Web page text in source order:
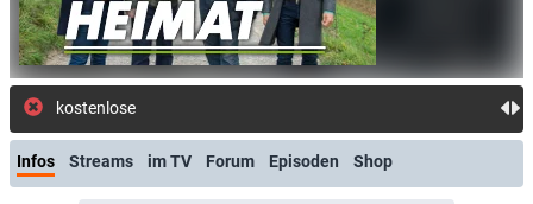
kostenlose E-Mail-Bena
Infos Streams im TV Forum Episoden Shop